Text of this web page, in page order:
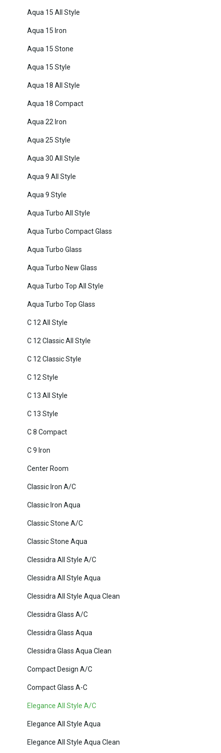
Aqua 15 All Style
Aqua 15 Iron
Aqua 15 Stone
Aqua 15 Style
Aqua 18 All Style
Aqua 18 Compact
Aqua 22 Iron
Aqua 25 Style
Aqua 30 All Style
Aqua 9 All Style
Aqua 9 Style
Aqua Turbo All Style
Aqua Turbo Compact Glass
Aqua Turbo Glass
Aqua Turbo New Glass
Aqua Turbo Top All Style
Aqua Turbo Top Glass
C 12 All Style
C 12 Classic All Style
C 12 Classic Style
C 12 Style
C 13 All Style
C 13 Style
C 8 Compact
C 9 Iron
Center Room
Classic Iron A/C
Classic Iron Aqua
Classic Stone A/C
Classic Stone Aqua
Clessidra All Style A/C
Clessidra All Style Aqua
Clessidra All Style Aqua Clean
Clessidra Glass A/C
Clessidra Glass Aqua
Clessidra Glass Aqua Clean
Compact Design A/C
Compact Glass A-C
Elegance All Style A/C
Elegance All Style Aqua
Elegance All Style Aqua Clean